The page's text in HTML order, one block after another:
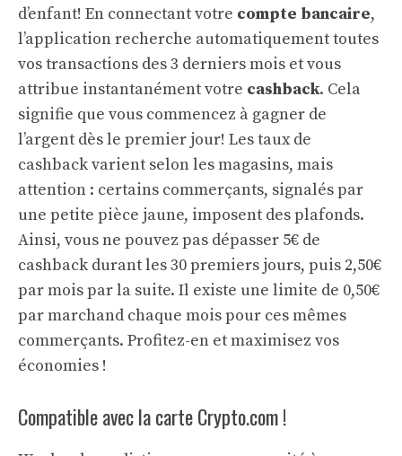
d’enfant! En connectant votre compte bancaire,
l’application recherche automatiquement toutes
vos transactions des 3 derniers mois et vous
attribue instantanément votre cashback. Cela
signifie que vous commencez à gagner de
l’argent dès le premier jour! Les taux de
cashback varient selon les magasins, mais
attention : certains commerçants, signalés par
une petite pièce jaune, imposent des plafonds.
Ainsi, vous ne pouvez pas dépasser 5€ de
cashback durant les 30 premiers jours, puis 2,50€
par mois par la suite. Il existe une limite de 0,50€
par marchand chaque mois pour ces mêmes
commerçants. Profitez-en et maximisez vos
économies !
Compatible avec la carte Crypto.com !